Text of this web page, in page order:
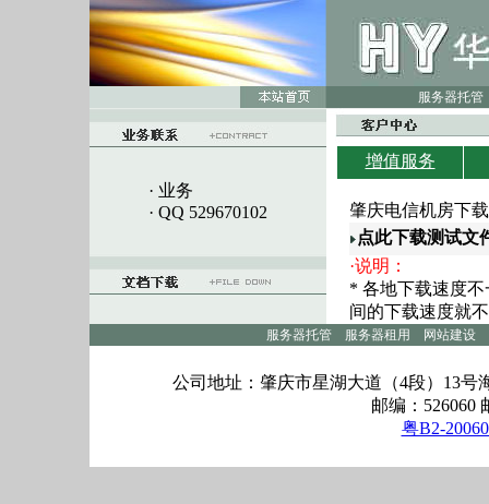
服务器托管
· 业务
· QQ 529670102
增值服务
肇庆电信机房下
点此下载测试文
·说明：
* 各地下载速度
间的下载速度就
服务器托管 服务器租用 网站建设
公司地址：肇庆市星湖大道（4段）13号
邮编：526060
粤B2-